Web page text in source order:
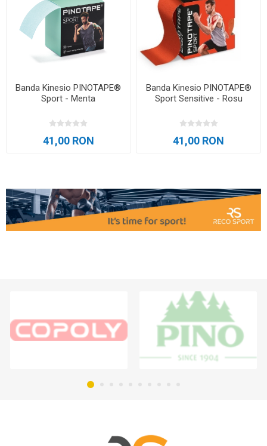
Banda Kinesio PINOTAPE®
Sport - Menta
41,00 RON
Banda Kinesio PINOTAPE®
Sport Sensitive - Rosu
41,00 RON